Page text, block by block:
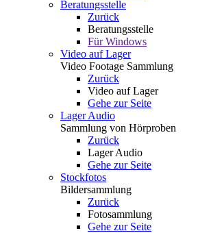
Beratungsstelle
Zurück
Beratungsstelle
Für Windows
Video auf Lager
Video Footage Sammlung
Zurück
Video auf Lager
Gehe zur Seite
Lager Audio
Sammlung von Hörproben
Zurück
Lager Audio
Gehe zur Seite
Stockfotos
Bildersammlung
Zurück
Fotosammlung
Gehe zur Seite